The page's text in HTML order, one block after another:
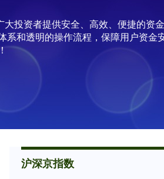
投资者提供安全、高效、便捷的资
系和透明的操作流程，保障用户资金
沪深京指数